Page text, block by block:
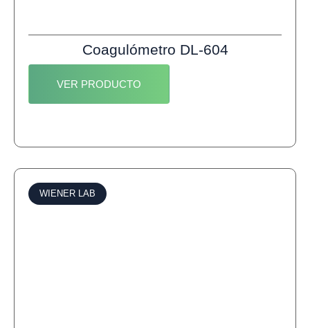
Coagulómetro DL-604
VER PRODUCTO
WIENER LAB